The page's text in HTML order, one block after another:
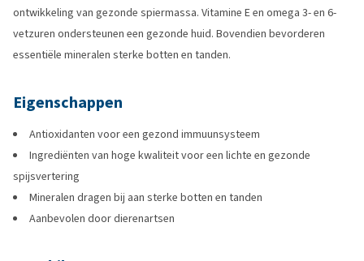
ontwikkeling van gezonde spiermassa. Vitamine E en omega 3- en 6-
vetzuren ondersteunen een gezonde huid. Bovendien bevorderen
essentiële mineralen sterke botten en tanden.
Eigenschappen
Antioxidanten voor een gezond immuunsysteem
Ingrediënten van hoge kwaliteit voor een lichte en gezonde
spijsvertering
Mineralen dragen bij aan sterke botten en tanden
Aanbevolen door dierenartsen